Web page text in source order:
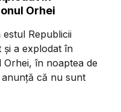
Orhei
Republicii
și a explodat în
în noaptea de
că nu sunt